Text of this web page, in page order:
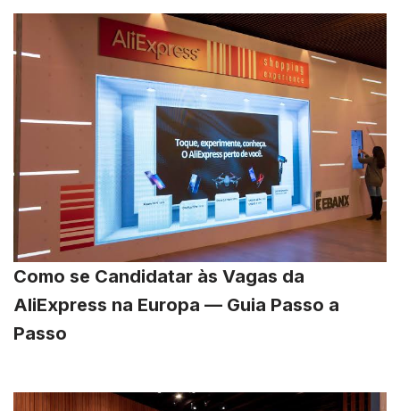
Como se Candidatar às Vagas da
AliExpress na Europa — Guia Passo a
Passo